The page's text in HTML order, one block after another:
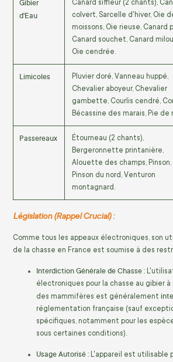
Gibier
d'Eau
Canard siffleur (2 chants),
colvert, Sarcelle d'hiver, Oie
moissons, Oie rieuse, Canard
Canard souchet, Canard
Oie cendrée.
Limicoles
Pluvier doré, Vanneau huppé,
Chevalier aboyeur, Chevalier
gambette, Courlis cendré,
Bécassine des marais, Pie de
Passereaux
Étourneau (2 chants),
Bergeronnette printanière,
Alouette des champs, Pinson,
Pinson du nord, Venturon
montagnard.
Législation (Rappel Crucial) :
Comme tous les appeaux électroniques, son
de la chasse en France est soumise à des
Interdiction Générale de Chasse :
électroniques pour la chasse au gibier
des mammifères est généralement
réglementation française (sauf
spécifiques, notamment pour les
sous certaines conditions).
Usage Autorisé : L'appareil est utilisable